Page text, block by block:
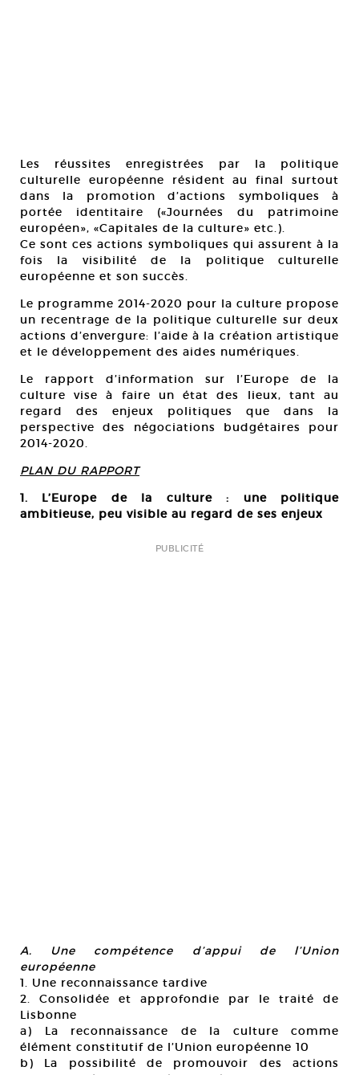
Les réussites enregistrées par la politique
culturelle européenne résident au final surtout
dans la promotion d’actions symboliques à
portée identitaire («Journées du patrimoine
européen», «Capitales de la culture» etc.).
Ce sont ces actions symboliques qui assurent à la
fois la visibilité de la politique culturelle
européenne et son succès.
Le programme 2014-2020 pour la culture propose
un recentrage de la politique culturelle sur deux
actions d’envergure: l’aide à la création artistique
et le développement des aides numériques.
Le rapport d’information sur l’Europe de la
culture vise à faire un état des lieux, tant au
regard des enjeux politiques que dans la
perspective des négociations budgétaires pour
2014-2020.
PLAN DU RAPPORT
1. L’Europe de la culture : une politique
ambitieuse, peu visible au regard de ses enjeux
PUBLICITÉ
A. Une compétence d’appui de l’Union
européenne
1. Une reconnaissance tardive
2. Consolidée et approfondie par le traité de
Lisbonne
a) La reconnaissance de la culture comme
élément constitutif de l’Union européenne 10
b) La possibilité de promouvoir des actions